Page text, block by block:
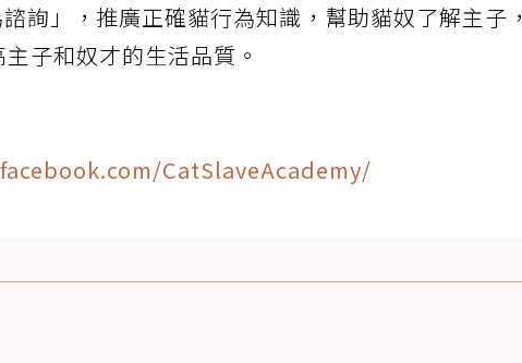
詢」，推廣正確貓行為知識，幫助貓奴了解主子，
子和奴才的生活品質。
CatSlaveAcademy/